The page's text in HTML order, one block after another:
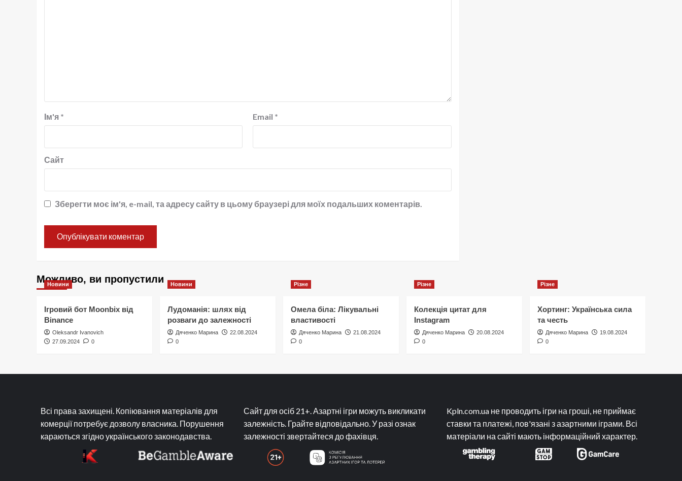
Ім'я * Email *
Сайт
Зберегти моє ім'я, e-mail, та адресу сайту в цьому браузері для моїх подальших коментарів.
Можливо, ви пропустили
Новини
Ігровий бот Moonbix від
Binance
Oleksandr Ivanovich
27.09.2024
0
Новини
Лудоманія: шлях від
розваги до залежності
Дяченко Марина
22.08.2024
0
Різне
Омела біла: Лікувальні
властивості
Дяченко Марина
21.08.2024
0
Різне
Колекція цитат для
Instagram
Дяченко Марина
20.08.2024
0
Різне
Хортинг: Українська сила
та честь
Дяченко Марина
19.08.2024
0
Всі права захищені. Копіювання матеріалів для
комерції потребує дозволу власника. Порушення
караються згідно українського законодавства.
Сайт для осіб 21+. Азартні ігри можуть викликати
залежність. Грайте відповідально. У разі ознак
залежності звертайтеся до фахівця.
Kpln.com.ua не проводить ігри на гроші, не приймає
ставки та платежі, пов'язані з азартними іграми. Всі
матеріали на сайті мають інформаційний характер.